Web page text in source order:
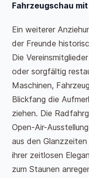
Fahrzeugschau
Ein weiterer
der Freunde
Die
oder sorgfältig
Maschinen,
Blickfang die
ziehen. Die
Open-Air-
aus den
ihrer zeitlosen
zum Staunen